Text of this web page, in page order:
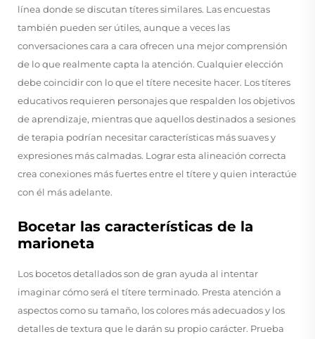
línea donde se discutan títeres similares. Las encuestas
también pueden ser útiles, aunque a veces las
conversaciones cara a cara ofrecen una mejor comprensión
de lo que realmente capta la atención. Cualquier elección
debe coincidir con lo que el títere necesite hacer. Los títeres
educativos requieren personajes que respalden los objetivos
de aprendizaje, mientras que aquellos destinados a sesiones
de terapia podrían necesitar características más suaves y
expresiones más calmadas. Lograr esta alineación correcta
crea conexiones más fuertes entre el títere y quien interactúe
con él más adelante.
Bocetar las características de la
marioneta
Los bocetos detallados son de gran ayuda al intentar
imaginar cómo será el títere terminado. Presta atención a
aspectos como su tamaño, los colores más adecuados y los
detalles de textura que le darán su propio carácter. Prueba